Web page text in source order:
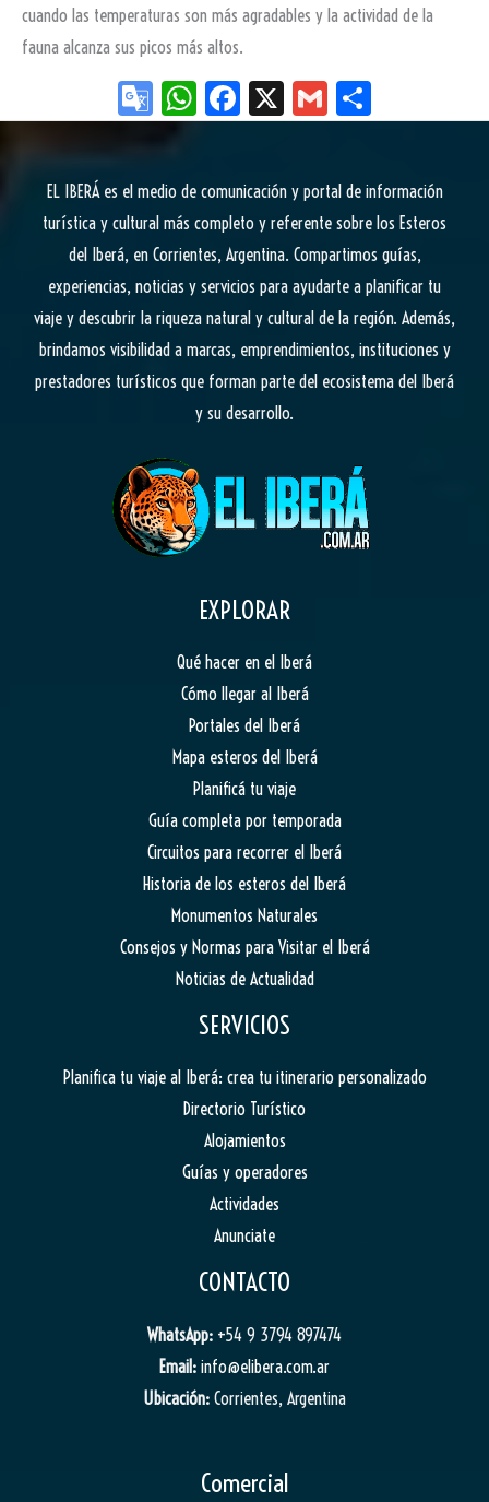
cuando las temperaturas son más agradables y la actividad de la
fauna alcanza sus picos más altos.
Go
og
Tr
an
sla
te
W
ha
Ap
p
Fa
ce
ok
X
G
m ar
EL IBERÁes el medio de comunicación y portal de información
turística y cultural más completo y referente sobre los Esteros
del Iberá, en Corrientes, Argentina. Compartimos guías,
experiencias, noticias y servicios para ayudarte a planificar tu
viaje y descubrir la riqueza natural y cultural de la región. Además,
brindamos visibilidad a marcas, emprendimientos, instituciones y
prestadores turísticos que forman parte del ecosistema del Iberá
y su desarrollo.
EXPLORAR
Qué hacer en el Iberá
Cómo llegar al Iberá
Portales del Iberá
Mapa esteros del Iberá
Planificá tu viaje
Guía completa por temporada
Circuitos para recorrer el Iberá
Historia de los esteros del Iberá
Monumentos Naturales
Consejos y Normas para Visitar el Iberá
Noticias de Actualidad
SERVICIOS
Planifica tu viaje al Iberá: crea tu itinerario personalizado
Directorio Turístico
Alojamientos
Guías y operadores
Actividades
Anunciate
CONTACTO
WhatsApp: +54 9 3794 897474
Email: info@elibera.com.ar
Ubicación: Corrientes, Argentina
Comercial